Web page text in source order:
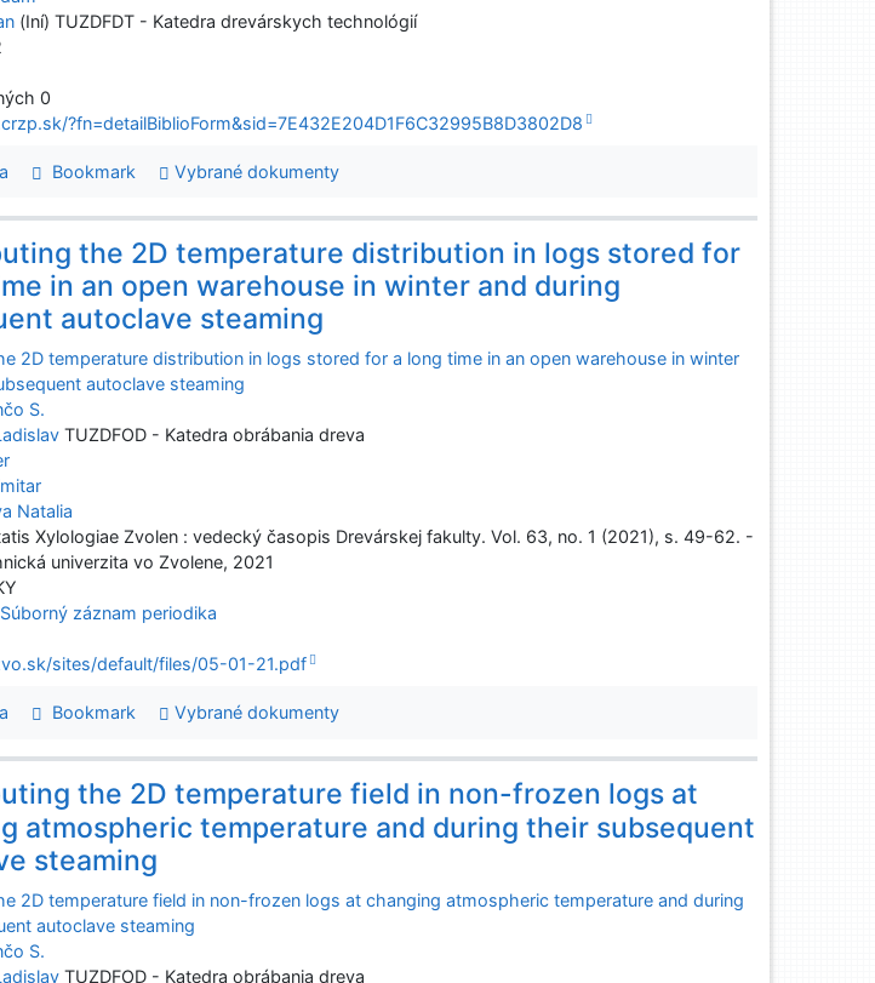
(Iní) TUZDFDT - Katedra drevárskych technológií
0
?fn=detailBiblioForm&sid=7E432E204D1F6C32995B8D3802D8
Bookmark Vybrané dokumenty
the 2D temperature distribution in logs stored for
in an open warehouse in winter and during
autoclave steaming
2D temperature distribution in logs stored for a long time in an open warehouse in winter
autoclave steaming
S.
TUZDFOD - Katedra obrábania dreva
Natalia
Xylologiae Zvolen : vedecký časopis Drevárskej fakulty. Vol. 63, no. 1 (2021), s. 49-62. -
univerzita vo Zvolene, 2021
záznam periodika
sites/default/files/05-01-21.pdf
Bookmark Vybrané dokumenty
the 2D temperature field in non-frozen logs at
atmospheric temperature and during their subsequent
steaming
2D temperature field in non-frozen logs at changing atmospheric temperature and during
autoclave steaming
S.
TUZDFOD - Katedra obrábania dreva